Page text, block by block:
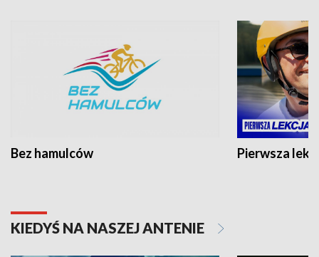
Bez hamulców Pierwsza
KIEDYŚ NA NASZEJ ANTENIE